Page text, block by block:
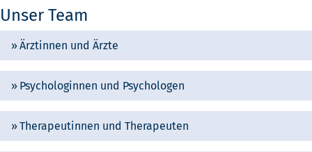
Unser Team
Ärztinnen und Ärzte
Psychologinnen und Psychologen
Therapeutinnen und Therapeuten